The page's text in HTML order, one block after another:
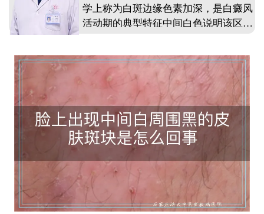
学上称为白斑边缘色素加深，是白癜风
活动期的典型特征中间白色说明该区域
是炎症后色素沉着或边缘黑色素细胞活
跃所致这种情况需要及时到正规医院皮
肤科检查确诊，通过伍德灯等检查明确
病情，早期干预效果更好不要自行用
药，以免刺激皮肤加重病情。 ...